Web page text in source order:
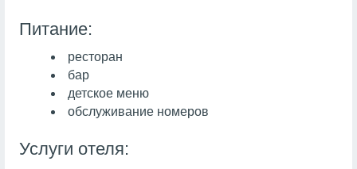
Питание:
ресторан
бар
детское меню
обслуживание номеров
Услуги отеля: